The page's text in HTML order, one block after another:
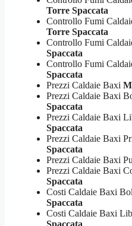
Torre Spaccata
Controllo Fumi
Torre Spaccata
Controllo Fumi
Spaccata
Controllo Fumi
Spaccata
Prezzi Caldaie Baxi
Prezzi Caldaie Baxi
Spaccata
Prezzi Caldaie Baxi
Spaccata
Prezzi Caldaie Baxi
Spaccata
Prezzi Caldaie Baxi
Prezzi Caldaie Baxi
Spaccata
Costi Caldaie Baxi
Spaccata
Costi Caldaie Baxi
Spaccata